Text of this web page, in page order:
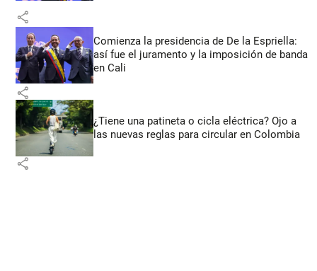
share
Comienza la presidencia de De la Espriella:
así fue el juramento y la imposición de banda
en Cali
share
¿Tiene una patineta o cicla eléctrica? Ojo a
las nuevas reglas para circular en Colombia
share